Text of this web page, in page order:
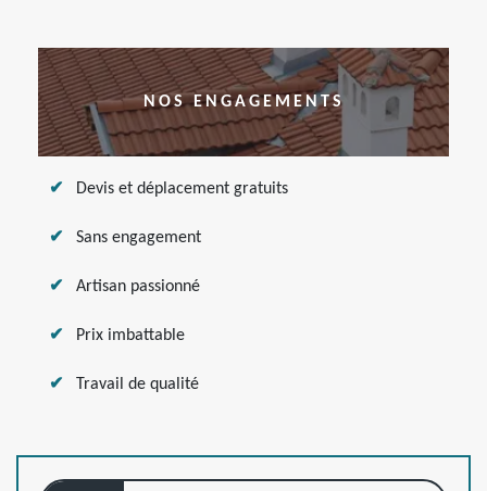
NOS ENGAGEMENTS
Devis et déplacement gratuits
Sans engagement
Artisan passionné
Prix imbattable
Travail de qualité